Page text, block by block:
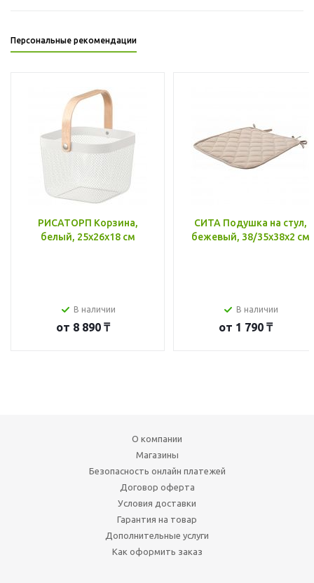
Персональные рекомендации
РИСАТОРП Корзина,
белый, 25x26x18 см
В наличии
от 8 890 ₸
СИТА Подушка на стул,
бежевый, 38/35x38x2 см
В наличии
от 1 790 ₸
О компании
Магазины
Безопасность онлайн платежей
Договор оферта
Условия доставки
Гарантия на товар
Дополнительные услуги
Как оформить заказ